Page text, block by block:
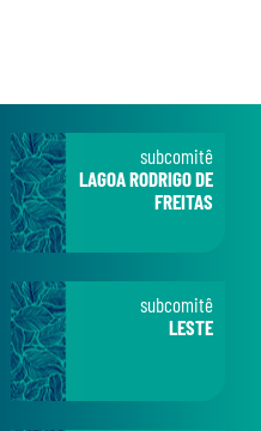
subcomitê
LAGOA RODRIGO DE
FREITAS
subcomitê
LESTE